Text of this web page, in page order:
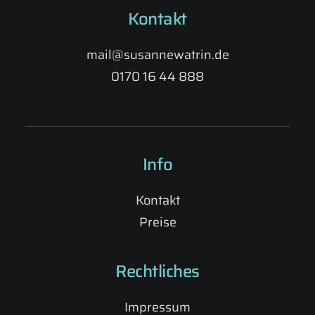
Kontakt
mail@susannewatrin.de
0170 16 44 888
Info
Kontakt
Preise
Rechtliches
Impressum